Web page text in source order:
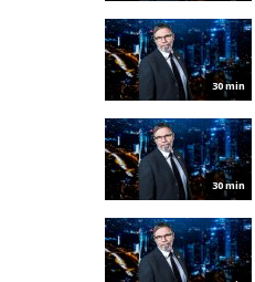
30 min
30 min